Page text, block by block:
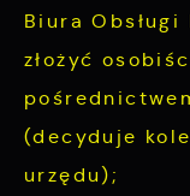
Biura Obsługi
złożyć
(decyduje
urzędu);